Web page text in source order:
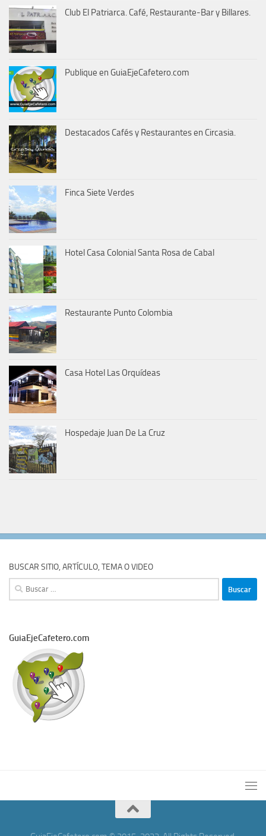
Club El Patriarca. Café, Restaurante-Bar y Billares.
Publique en GuiaEjeCafetero.com
Destacados Cafés y Restaurantes en Circasia.
Finca Siete Verdes
Hotel Casa Colonial Santa Rosa de Cabal
Restaurante Punto Colombia
Casa Hotel Las Orquídeas
Hospedaje Juan De La Cruz
BUSCAR SITIO, ARTÍCULO, TEMA O VIDEO
Buscar:
GuiaEjeCafetero.com